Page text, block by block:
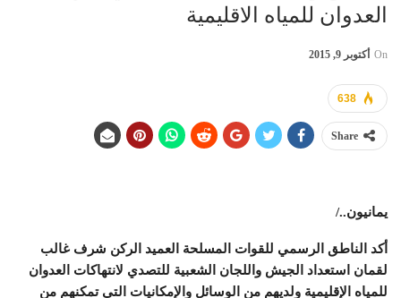
العدوان للمياه الاقليمية
On أكتوبر 9, 2015
638
Share
يمانيون../
أكد الناطق الرسمي للقوات المسلحة العميد الركن شرف غالب
لقمان استعداد الجيش واللجان الشعبية للتصدي لانتهاكات العدوان
للمياه الإقليمية ولديهم من الوسائل والإمكانيات التي تمكنهم من